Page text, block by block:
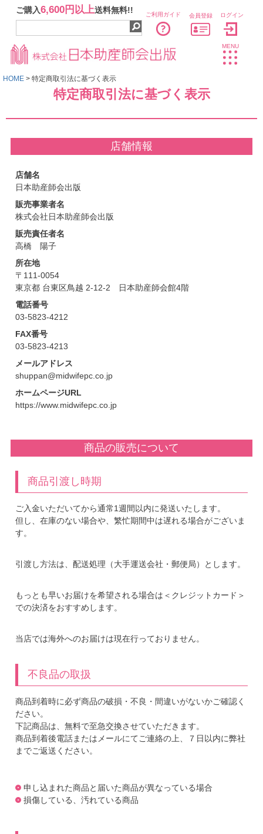
ご購入6,600円以上送料無料!! ご利用ガイド 会員登録 ログイン
MENU
HOME 特定商取引法に基づく表示
特定商取引法に基づく表示
店舗情報
店舗名
日本助産師会出版
販売事業者名
株式会社日本助産師会出版
販売責任者名
高橋 陽子
所在地
〒111-0054
東京都 台東区鳥越 2-12-2 日本助産師会館4階
電話番号
03-5823-4212
FAX番号
03-5823-4213
メールアドレス
shuppan@midwifepc.co.jp
ホームページURL
https://www.midwifepc.co.jp
商品の販売について
商品引渡し時期
ご入金いただいてから通常1週間以内に発送いたします。
但し、在庫のない場合や、繁忙期間中は遅れる場合がございま
す。
引渡し方法は、配送処理（大手運送会社・郵便局）とします。
もっとも早いお届けを希望される場合は＜クレジットカード＞
での決済をおすすめします。
当店では海外へのお届けは現在行っておりません。
不良品の取扱
商品到着時に必ず商品の破損・不良・間違いがないかご確認く
ださい。
下記商品は、無料で至急交換させていただきます。
商品到着後電話またはメールにてご連絡の上、７日以内に弊社
までご返送ください。
申し込まれた商品と届いた商品が異なっている場合
損傷している、汚れている商品